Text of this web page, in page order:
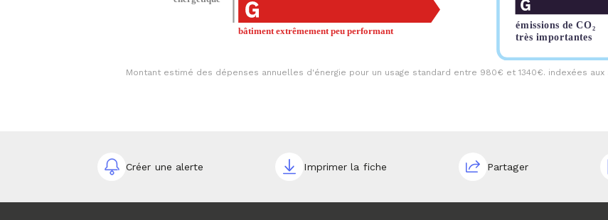
Montant estimé des dépenses annuelles d'énergie pour un usage standard entre 980€ et 1340€. indexées aux
Créer une alerte Imprimer la fiche Partager